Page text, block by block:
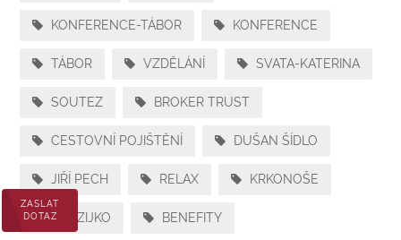
KONFERENCE-TÁBOR KONFERENCE
TÁBOR VZDĚLÁNÍ SVATA-KATERINA
SOUTEZ BROKER TRUST
CESTOVNÍ POJIŠTĚNÍ DUŠAN ŠÍDLO
JIŘÍ PECH RELAX KRKONOŠE
PENZIJKO BENEFITY
ZASLAT
DOTAZ